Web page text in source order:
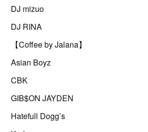
DJ mizuo
DJ RINA
【Coffee by Jalana】
Asian Boyz
CBK
GIB$ON JAYDEN
Hatefull Dogg’s